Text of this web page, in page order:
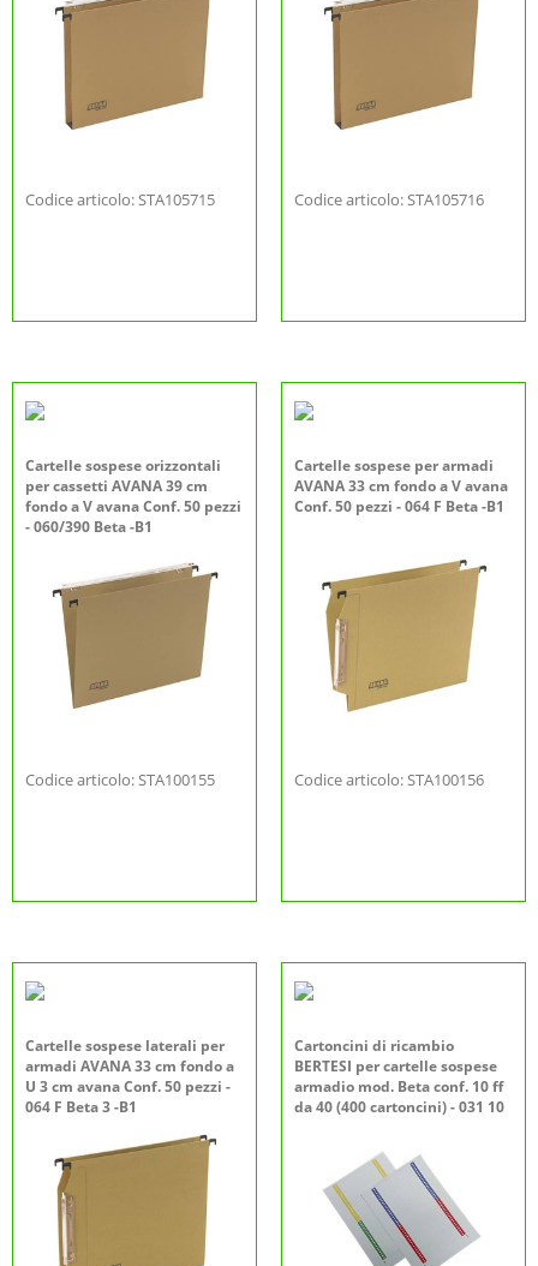
Codice articolo: STA105715 Codice articolo: STA105716
Cartelle sospese orizzontali
per cassetti AVANA 39 cm
fondo a V avana Conf. 50 pezzi
- 060/390 Beta -B1
Codice articolo: STA100155
Cartelle sospese per armadi
AVANA 33 cm fondo a V avana
Conf. 50 pezzi - 064 F Beta -B1
Codice articolo: STA100156
Cartelle sospese laterali per
armadi AVANA 33 cm fondo a
U 3 cm avana Conf. 50 pezzi -
064 F Beta 3 -B1
Cartoncini di ricambio
BERTESI per cartelle sospese
armadio mod. Beta conf. 10 ff
da 40 (400 cartoncini) - 031 10